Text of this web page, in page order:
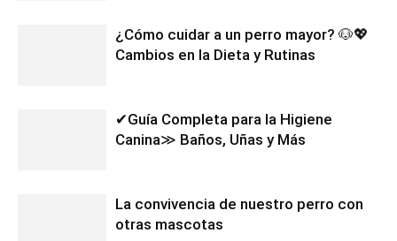
¿Cómo cuidar a un perro mayor? 🐶💖
Cambios en la Dieta y Rutinas
✔Guía Completa para la Higiene
Canina≫ Baños, Uñas y Más
La convivencia de nuestro perro con
otras mascotas